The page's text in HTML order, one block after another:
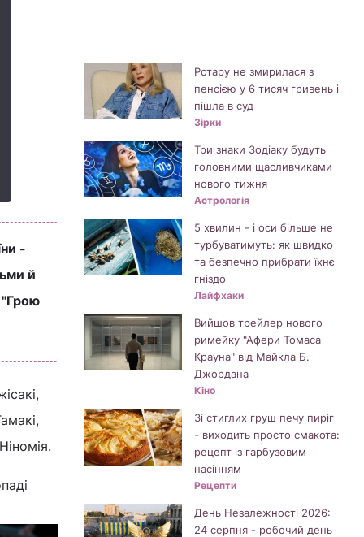
-
й
"Грою
Ротару не змирилася з
пенсією у 6 тисяч гривень і
пішла в суд
Зірки
Три знаки Зодіаку будуть
головними щасливчиками
нового тижня
Астрологія
5 хвилин - і оси більше не
турбуватимуть: як швидко
та безпечно прибрати їхнє
гніздо
Лайфхаки
Вийшов трейлер нового
римейку "Афери Томаса
Крауна" від Майкла Б.
Джордана
Кіно
Зі стиглих груш печу пиріг
- виходить просто смакота:
рецепт із гарбузовим
насінням
Рецепти
День Незалежності 2026:
24 серпня - робочий день